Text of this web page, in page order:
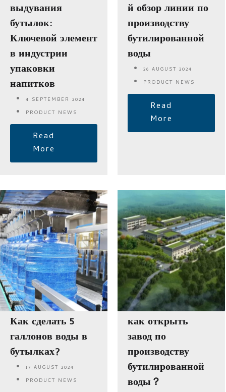
выдувания
бутылок:
Ключевой элемент
в индустрии
упаковки
напитков
4 SEPTEMBER 2024
PRODUCT NEWS
Read
More
й обзор линии по
производству
бутилированной
воды
26 AUGUST 2024
PRODUCT NEWS
Read
More
Как сделать 5
галлонов воды в
бутылках?
17 AUGUST 2024
PRODUCT NEWS
как открыть
завод по
производству
бутилированной
воды？